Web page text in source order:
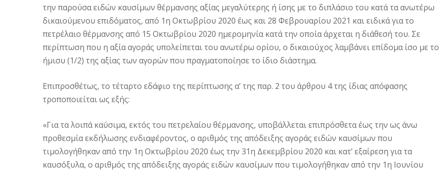
την παρούσα ειδών καυσίμων θέρμανσης αξίας μεγαλύτερης ή ίσης με το διπλάσιο του κατά τα ανωτέρω
δικαιούμενου επιδόματος, από 1η Οκτωβρίου 2020 έως και 28 Φεβρουαρίου 2021 και ειδικά για το
πετρέλαιο θέρμανσης από 15 Οκτωβρίου 2020 ημερομηνία κατά την οποία άρχεται η διάθεσή του. Σε
περίπτωση που η αξία αγοράς υπολείπεται του ανωτέρω ορίου, ο δικαιούχος λαμβάνει επίδομα ίσο με το
ήμισυ (1/2) της αξίας των αγορών που πραγματοποίησε το ίδιο διάστημα.
Επιπροσθέτως, το τέταρτο εδάφιο της περίπτωσης α’ της παρ. 2 του άρθρου 4 της ίδιας απόφασης
τροποποιείται ως εξής:
«Για τα λοιπά καύσιμα, εκτός του πετρελαίου θέρμανσης, υποβάλλεται επιπρόσθετα έως την ως άνω
προθεσμία εκδήλωσης ενδιαφέροντος, ο αριθμός της απόδειξης αγοράς ειδών καυσίμων που
τιμολογήθηκαν από την 1η Οκτωβρίου 2020 έως την 31η Δεκεμβρίου 2020 και κατ’ εξαίρεση για τα
καυσόξυλα, ο αριθμός της απόδειξης αγοράς ειδών καυσίμων που τιμολογήθηκαν από την 1η Ιουνίου